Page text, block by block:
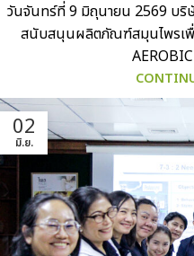
วันจันทร์ที่ 9 มิถุนายน 2569 บ
สนับสนุนผลิตภัณฑ์สมุนไพรเพื่
02
มิ.ย.